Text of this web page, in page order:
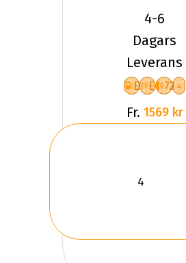
BLIZZAK
DM-V3
4-6
Dagars
Leverans
E E 72
Fr. 1569 kr